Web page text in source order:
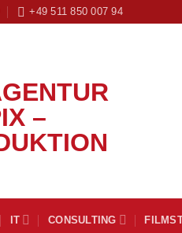
+49 511 850 007 94
IT CONSULTING